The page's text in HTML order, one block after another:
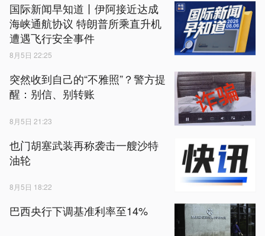
国际新闻早知道丨伊阿接近达成
海峡通航协议 特朗普所乘直升机
遭遇飞行安全事件
8月5日 22:25
突然收到自己的“不雅照”？警方提
醒：别信、别转账
8月5日 21:23
也门胡塞武装再称袭击一艘沙特
油轮
8月5日 18:22
巴西央行下调基准利率至14%